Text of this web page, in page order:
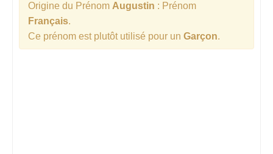
Origine du Prénom Augustin : Prénom
Français.
Ce prénom est plutôt utilisé pour un Garçon.